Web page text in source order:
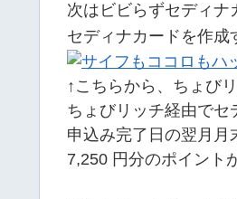
次はビビらずセディナ
セディナカードを作成
↑こちらから、ちょび
ちょびリッチ経由でセ
申込み完了日の翌月月
7,250 円分のポイント